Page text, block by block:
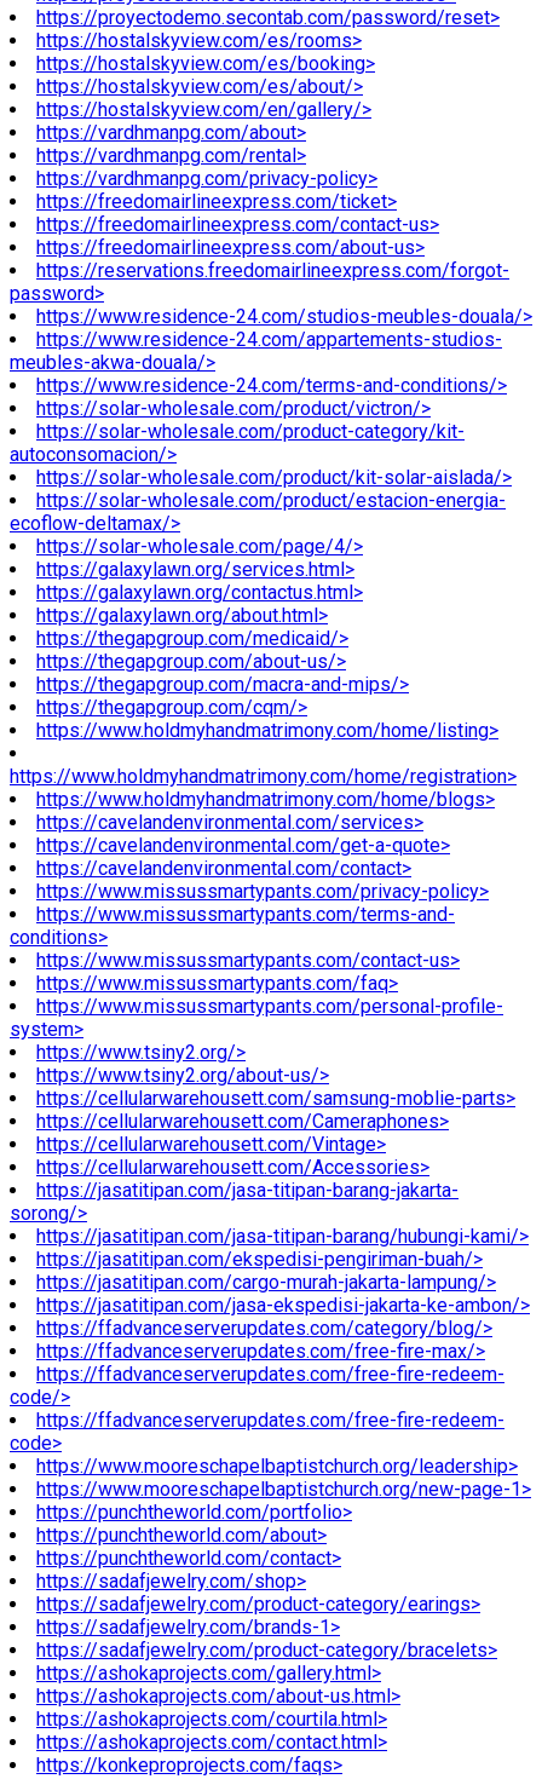
https://proyectodemo.secontab.com/password/reset>
https://hostalskyview.com/es/rooms>
https://hostalskyview.com/es/booking>
https://hostalskyview.com/es/about/>
https://hostalskyview.com/en/gallery/>
https://vardhmanpg.com/about>
https://vardhmanpg.com/rental>
https://vardhmanpg.com/privacy-policy>
https://freedomairlineexpress.com/ticket>
https://freedomairlineexpress.com/contact-us>
https://freedomairlineexpress.com/about-us>
https://reservations.freedomairlineexpress.com/forgot-
password>
https://www.residence-24.com/studios-meubles-douala/>
https://www.residence-24.com/appartements-studios-
meubles-akwa-douala/>
https://www.residence-24.com/terms-and-conditions/>
https://solar-wholesale.com/product/victron/>
https://solar-wholesale.com/product-category/kit-
autoconsomacion/>
https://solar-wholesale.com/product/kit-solar-aislada/>
https://solar-wholesale.com/product/estacion-energia-
ecoflow-deltamax/>
https://solar-wholesale.com/page/4/>
https://galaxylawn.org/services.html>
https://galaxylawn.org/contactus.html>
https://galaxylawn.org/about.html>
https://thegapgroup.com/medicaid/>
https://thegapgroup.com/about-us/>
https://thegapgroup.com/macra-and-mips/>
https://thegapgroup.com/cqm/>
https://www.holdmyhandmatrimony.com/home/listing>
https://www.holdmyhandmatrimony.com/home/registration>
https://www.holdmyhandmatrimony.com/home/blogs>
https://cavelandenvironmental.com/services>
https://cavelandenvironmental.com/get-a-quote>
https://cavelandenvironmental.com/contact>
https://www.missussmartypants.com/privacy-policy>
https://www.missussmartypants.com/terms-and-
conditions>
https://www.missussmartypants.com/contact-us>
https://www.missussmartypants.com/faq>
https://www.missussmartypants.com/personal-profile-
system>
https://www.tsiny2.org/>
https://www.tsiny2.org/about-us/>
https://cellularwarehousett.com/samsung-moblie-parts>
https://cellularwarehousett.com/Cameraphones>
https://cellularwarehousett.com/Vintage>
https://cellularwarehousett.com/Accessories>
https://jasatitipan.com/jasa-titipan-barang-jakarta-
sorong/>
https://jasatitipan.com/jasa-titipan-barang/hubungi-kami/>
https://jasatitipan.com/ekspedisi-pengiriman-buah/>
https://jasatitipan.com/cargo-murah-jakarta-lampung/>
https://jasatitipan.com/jasa-ekspedisi-jakarta-ke-ambon/>
https://ffadvanceserverupdates.com/category/blog/>
https://ffadvanceserverupdates.com/free-fire-max/>
https://ffadvanceserverupdates.com/free-fire-redeem-
code/>
https://ffadvanceserverupdates.com/free-fire-redeem-
code>
https://www.mooreschapelbaptistchurch.org/leadership>
https://www.mooreschapelbaptistchurch.org/new-page-1>
https://punchtheworld.com/portfolio>
https://punchtheworld.com/about>
https://punchtheworld.com/contact>
https://sadafjewelry.com/shop>
https://sadafjewelry.com/product-category/earings>
https://sadafjewelry.com/brands-1>
https://sadafjewelry.com/product-category/bracelets>
https://ashokaprojects.com/gallery.html>
https://ashokaprojects.com/about-us.html>
https://ashokaprojects.com/courtila.html>
https://ashokaprojects.com/contact.html>
https://konkeproprojects.com/faqs>